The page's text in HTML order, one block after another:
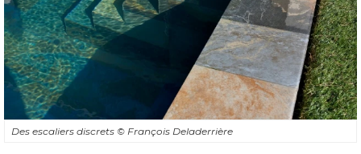
Des escaliers discrets © François Deladerrière